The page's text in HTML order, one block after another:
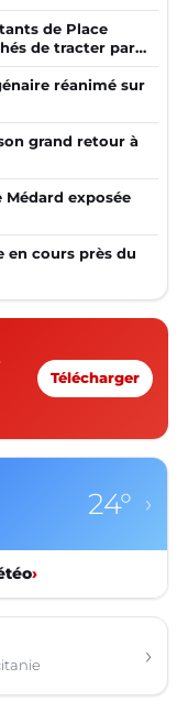
de Place
de tracter par
réanimé sur
grand retour à
Médard exposée
en cours près du
Télécharger
24° ›
›
›